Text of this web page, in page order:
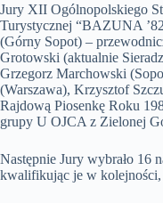
Jury XII Ogólnopolskiego
Turystycznej “BAZUNA
(Górny Sopot) –
Grotowski (aktualnie
Grzegorz Marchowski
(Warszawa), Krzysztof
Rajdową Piosenkę Roku
grupy U OJCA z Zielonej
Następnie Jury wybrało 16
kwalifikując je w kolejności,